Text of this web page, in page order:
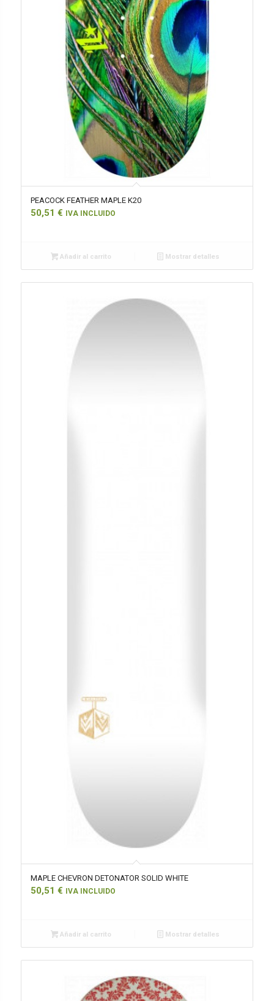
PEACOCK FEATHER MAPLE K20
50,51 € IVA INCLUIDO
Añadir al carrito Mostrar detalles
MAPLE CHEVRON DETONATOR SOLID WHITE
50,51 € IVA INCLUIDO
Añadir al carrito Mostrar detalles